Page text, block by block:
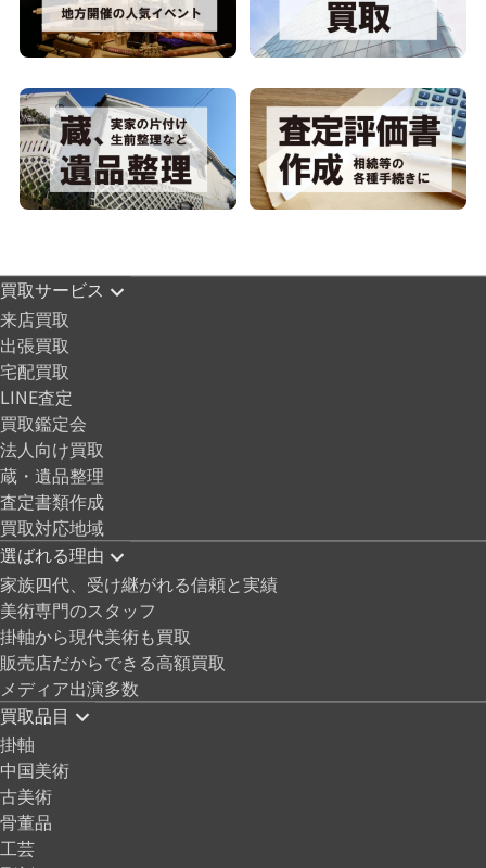
買取サービス
来店買取
出張買取
宅配買取
LINE査定
買取鑑定会
法人向け買取
蔵・遺品整理
査定書類作成
買取対応地域
選ばれる理由
家族四代、受け継がれる信頼と実績
美術専門のスタッフ
掛軸から現代美術も買取
販売店だからできる高額買取
メディア出演多数
買取品目
掛軸
中国美術
古美術
骨董品
工芸